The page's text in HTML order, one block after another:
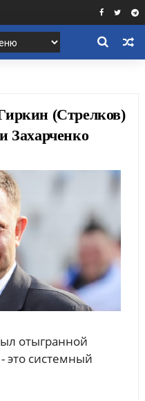
(Стрелков)
Захарченко
отыгранной
это системный